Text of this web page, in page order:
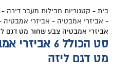
בית - קטגוריות חבילות מעבר דירה -
- אביזרי אמבטיה - אביזרי אמבטיה
אביזרי אמבטיה צבע שחור מט דגם
סט הכולל 6
מט דגם ליזה